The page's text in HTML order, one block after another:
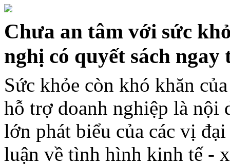
Chưa an tâm với sức
nghị có quyết sách
Sức khỏe còn khó khăn
hỗ trợ doanh nghiệp là nội
lớn phát biểu của các vị
luận về tình hình kinh tế -